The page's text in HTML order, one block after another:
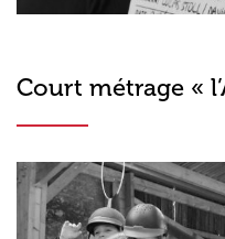
Court métrage «